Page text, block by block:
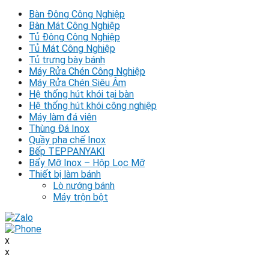
Bàn Đông Công Nghiệp
Bàn Mát Công Nghiệp
Tủ Đông Công Nghiệp
Tủ Mát Công Nghiệp
Tủ trưng bày bánh
Máy Rửa Chén Công Nghiệp
Máy Rửa Chén Siêu Âm
Hệ thống hút khói tại bàn
Hệ thống hút khói công nghiệp
Máy làm đá viên
Thùng Đá Inox
Quầy pha chế Inox
Bếp TEPPANYAKI
Bẩy Mỡ Inox – Hộp Lọc Mỡ
Thiết bị làm bánh
Lò nướng bánh
Máy trộn bột
x
x